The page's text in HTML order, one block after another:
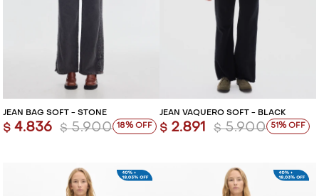
JEAN BAG SOFT - STONE
$ 4.836 $ 5.900 18
JEAN VAQUERO SOFT - BLACK
$ 2.891 $ 5.900 51